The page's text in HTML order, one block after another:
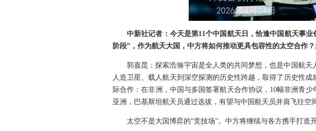
中新社记者：今天是第11个中国航天日，恰逢中国航天事
阶段”，作为航天大国，中方将如何推动更具包容性的太空合作
郭嘉昆：探索浩瀚宇宙是全人类的共同梦想，也是中国航
人造卫星、载人航天到深空探测的历史性跨越，取得了历史性
际合作：在非洲，中国与多国签署航天合作协议，10幅非洲青
亚洲，巴基斯坦航天员通过选拔，有望与中国航天员并肩飞往空
太空不是大国博弈的“竞技场”。中方将继续与各方携手打造